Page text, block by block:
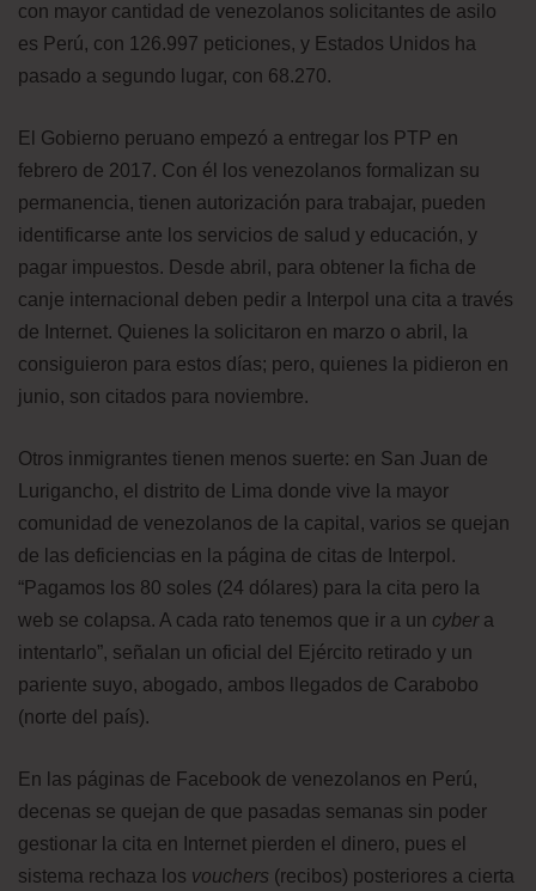
con mayor cantidad de venezolanos solicitantes de asilo
es Perú, con 126.997 peticiones, y Estados Unidos ha
pasado a segundo lugar, con 68.270.
El Gobierno peruano empezó a entregar los PTP en
febrero de 2017. Con él los venezolanos formalizan su
permanencia, tienen autorización para trabajar, pueden
identificarse ante los servicios de salud y educación, y
pagar impuestos. Desde abril, para obtener la ficha de
canje internacional deben pedir a Interpol una cita a través
de Internet. Quienes la solicitaron en marzo o abril, la
consiguieron para estos días; pero, quienes la pidieron en
junio, son citados para noviembre.
Otros inmigrantes tienen menos suerte: en San Juan de
Lurigancho, el distrito de Lima donde vive la mayor
comunidad de venezolanos de la capital, varios se quejan
de las deficiencias en la página de citas de Interpol.
“Pagamos los 80 soles (24 dólares) para la cita pero la
web se colapsa. A cada rato tenemos que ir a un cybera
intentarlo”, señalan un oficial del Ejército retirado y un
pariente suyo, abogado, ambos llegados de Carabobo
(norte del país).
En las páginas de Facebook de venezolanos en Perú,
decenas se quejan de que pasadas semanas sin poder
gestionar la cita en Internet pierden el dinero, pues el
sistema rechaza los vouchers (recibos) posteriores a cierta